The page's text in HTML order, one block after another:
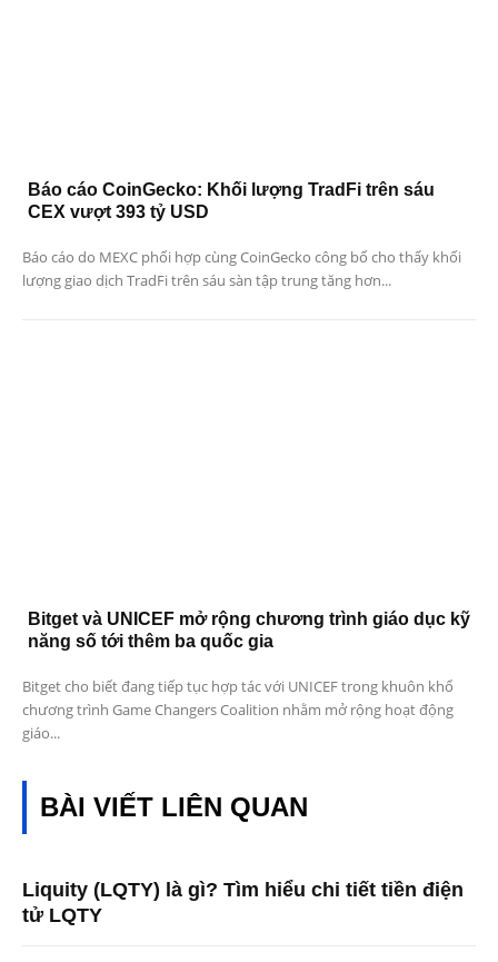
Báo cáo CoinGecko: Khối lượng TradFi trên sáu
CEX vượt 393 tỷ USD
Báo cáo do MEXC phối hợp cùng CoinGecko công bố cho thấy khối
lượng giao dịch TradFi trên sáu sàn tập trung tăng hơn...
Bitget và UNICEF mở rộng chương trình giáo dục kỹ
năng số tới thêm ba quốc gia
Bitget cho biết đang tiếp tục hợp tác với UNICEF trong khuôn khổ
chương trình Game Changers Coalition nhằm mở rộng hoạt động
giáo...
BÀI VIẾT LIÊN QUAN
Liquity (LQTY) là gì? Tìm hiểu chi tiết tiền điện
tử LQTY